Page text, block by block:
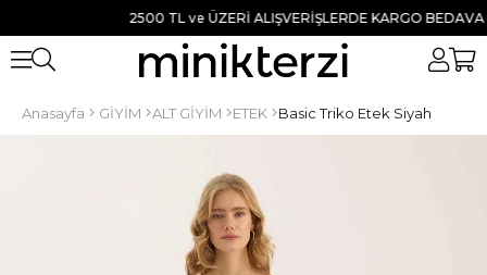
2500 TL ve ÜZERİ ALIŞVERİŞLERDE KARGO BEDAVA ●
Anasayfa GİYİM ALT GİYİM ETEK Basic Triko Etek Siyah